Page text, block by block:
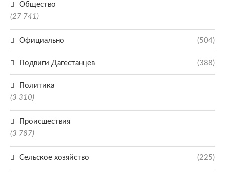
Общество
(27 741)
Официально (504)
Подвиги Дагестанцев (388)
Политика
(3 310)
Происшествия
(3 787)
Сельское хозяйство (225)